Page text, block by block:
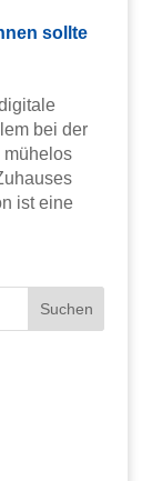
sollte
bei der
mühelos
ist eine